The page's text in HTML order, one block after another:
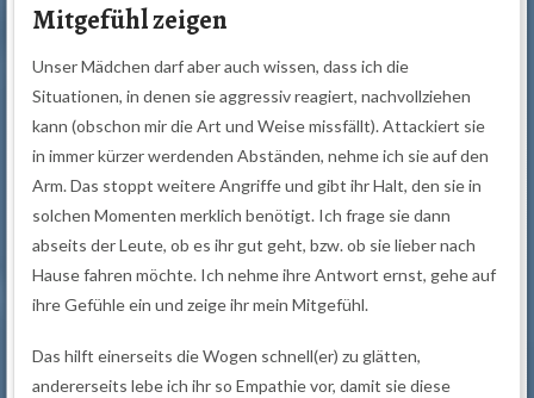
Mitgefühl zeigen
Unser Mädchen darf aber auch wissen, dass ich die
Situationen, in denen sie aggressiv reagiert, nachvollziehen
kann (obschon mir die Art und Weise missfällt). Attackiert sie
in immer kürzer werdenden Abständen, nehme ich sie auf den
Arm. Das stoppt weitere Angriffe und gibt ihr Halt, den sie in
solchen Momenten merklich benötigt. Ich frage sie dann
abseits der Leute, ob es ihr gut geht, bzw. ob sie lieber nach
Hause fahren möchte. Ich nehme ihre Antwort ernst, gehe auf
ihre Gefühle ein und zeige ihr mein Mitgefühl.
Das hilft einerseits die Wogen schnell(er) zu glätten,
andererseits lebe ich ihr so Empathie vor, damit sie diese